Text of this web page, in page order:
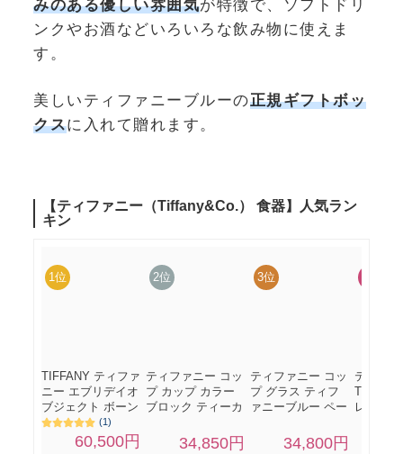
みのある優しい雰囲気が特徴で、ソフトドリ
ンクやお酒などいろいろな飲み物に使えま
す。
美しいティファニーブルーの正規ギフトボッ
クスに入れて贈れます。